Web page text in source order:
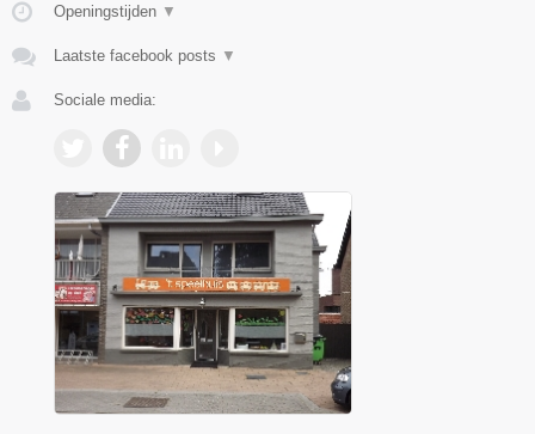
Openingstijden ▼
Laatste facebook posts ▼
Sociale media: